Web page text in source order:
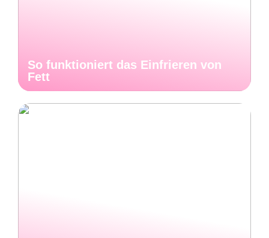
So funktioniert das Einfrieren von
Fett